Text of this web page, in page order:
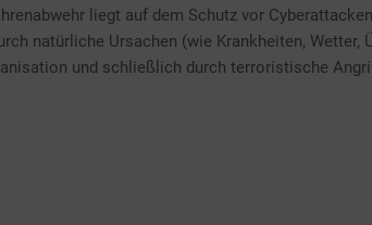
liegt auf dem Schutz vor
natürliche Ursachen (wie Krankheiten, Wetter,
und schließlich durch terroristische